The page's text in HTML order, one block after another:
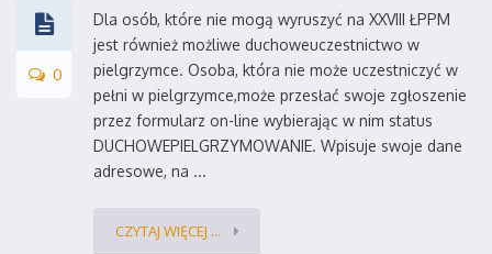
0
Dla osób, które nie mogą wyruszyć na XXVIII ŁPPM
jest również możliwe duchoweuczestnictwo w
pielgrzymce. Osoba, która nie może uczestniczyć w
pełni w pielgrzymce,może przesłać swoje zgłoszenie
przez formularz on-line wybierając w nim status
DUCHOWEPIELGRZYMOWANIE. Wpisuje swoje dane
adresowe, na ...
CZYTAJ WIĘCEJ ...